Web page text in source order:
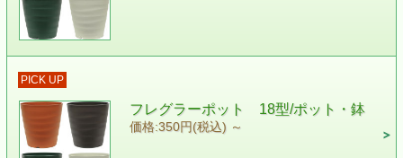
PICK UP
フレグラーポット 18型/ポット・鉢
価格:350円(税込) ～